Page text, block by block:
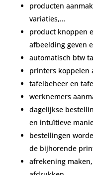
producten
variaties,…
product knoppen
afbeelding geven
automatisch btw
printers koppelen
tafelbeheer en
werknemers
dagelijkse
en intuïtieve
bestellingen
de bijhorende
afrekening